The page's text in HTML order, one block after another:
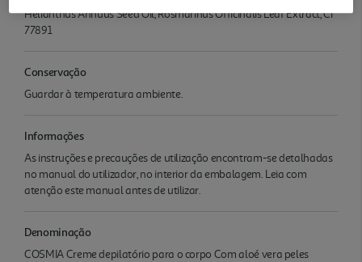
Helianthus Annuus Seed Oil, Rosmarinus Officinalis Leaf Extract, CI
77891
Conservação
Guardar à temperatura ambiente.
Informações
As instruções e precauções de utilização encontram-se detalhadas
no manual do utilizador, no interior da embalagem. Leia com
atenção este manual antes de utilizar.
Denominação
COSMIA Creme depilatório para o corpo Com aloé vera peles